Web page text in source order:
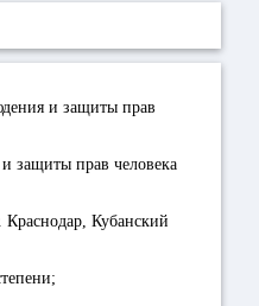
и защиты прав
защиты прав человека
Кубанский